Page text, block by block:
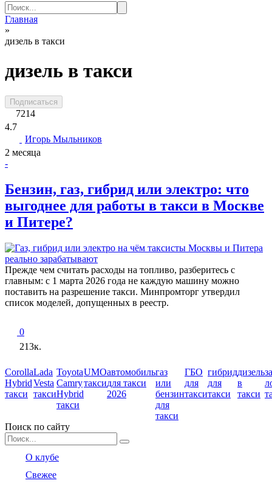
Search
for:
Главная
»
дизель в такси
дизель в такси
Подписаться
7214
4.7
Игорь Мыльников
2 месяца
-
Бензин, газ, гибрид или электро: что
выгоднее для работы в такси в Москве
и Питере?
Прежде чем считать расходы на топливо, разберитесь с
главным: с 1 марта 2026 года не каждую машину можно
поставить на разрешение такси. Минпромторг утвердил
список моделей, допущенных в реестр.
0
213к.
Corolla
Hybrid
такси
Lada
Vesta
такси
Toyota
Camry
Hybrid
такси
UMO
такси
автомобиль
для такси
2026
газ
или
бензин
для
такси
ГБО
для
такси
гибрид
для
такси
дизель
в
такси
Поиск по сайту
Search
for:
О клубе
Свежее